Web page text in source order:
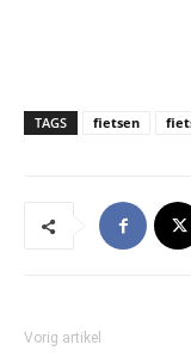
TAGS fietsen
Vorig artikel